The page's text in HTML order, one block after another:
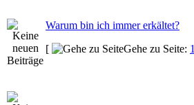
Warum bin ich immer erkältet?
[
Gehe zu Seite: 1